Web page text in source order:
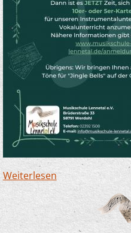
Weiterlesenüber Fit fürs